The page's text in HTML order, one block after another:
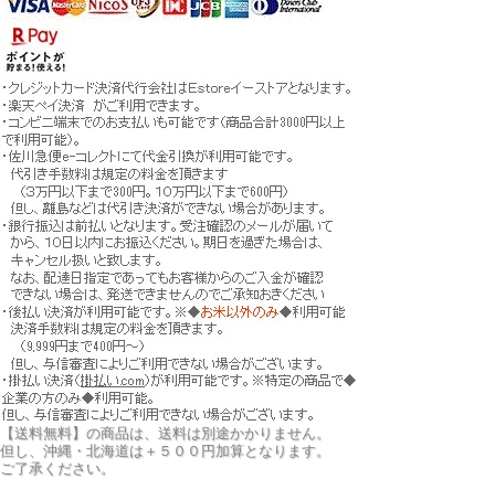
【送料無料】の商品は、送料は別途かかりません。
但し、 沖縄・北海道は＋５００円 加算となります。
ご了承ください。